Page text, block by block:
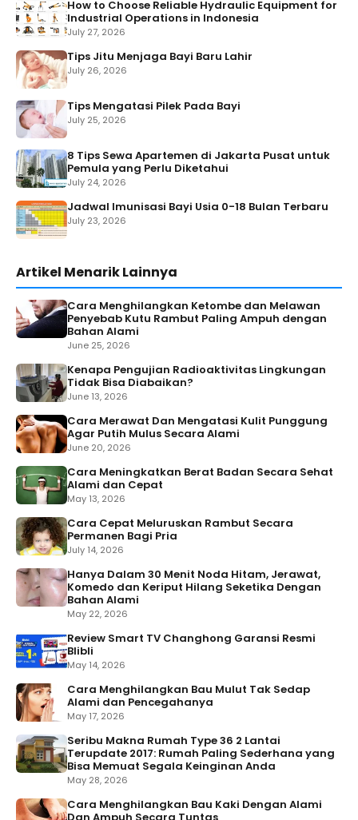
How to Choose Reliable Hydraulic Equipment for
Industrial Operations in Indonesia
July 27, 2026
Tips Jitu Menjaga Bayi Baru Lahir
July 26, 2026
Tips Mengatasi Pilek Pada Bayi
July 25, 2026
8 Tips Sewa Apartemen di Jakarta Pusat untuk
Pemula yang Perlu Diketahui
July 24, 2026
Jadwal Imunisasi Bayi Usia 0-18 Bulan Terbaru
July 23, 2026
Artikel Menarik Lainnya
Cara Menghilangkan Ketombe dan Melawan
Penyebab Kutu Rambut Paling Ampuh dengan
Bahan Alami
June 25, 2026
Kenapa Pengujian Radioaktivitas Lingkungan
Tidak Bisa Diabaikan?
June 13, 2026
Cara Merawat Dan Mengatasi Kulit Punggung
Agar Putih Mulus Secara Alami
June 20, 2026
Cara Meningkatkan Berat Badan Secara Sehat
Alami dan Cepat
May 13, 2026
Cara Cepat Meluruskan Rambut Secara
Permanen Bagi Pria
July 14, 2026
Hanya Dalam 30 Menit Noda Hitam, Jerawat,
Komedo dan Keriput Hilang Seketika Dengan
Bahan Alami
May 22, 2026
Review Smart TV Changhong Garansi Resmi
Blibli
May 14, 2026
Cara Menghilangkan Bau Mulut Tak Sedap
Alami dan Pencegahanya
May 17, 2026
Seribu Makna Rumah Type 36 2 Lantai
Terupdate 2017: Rumah Paling Sederhana yang
Bisa Memuat Segala Keinginan Anda
May 28, 2026
Cara Menghilangkan Bau Kaki Dengan Alami